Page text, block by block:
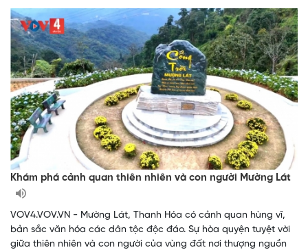
Khám phá cảnh quan thiên nhiên và con người Mường Lát
VOV4.VOV.VN - Mường Lát, Thanh Hóa có cảnh quan hùng vĩ,
bản sắc văn hóa các dân tộc độc đáo. Sự hòa quyện tuyệt vời
giữa thiên nhiên và con người của vùng đất nơi thượng nguồn